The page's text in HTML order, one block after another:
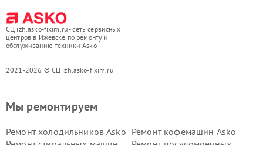
СЦ izh.asko-fixim.ru - сеть сервисных
центров в Ижевске по ремонту и
обслуживанию техники Asko
2021-2026 © СЦ izh.asko-fixim.ru
Мы ремонтируем
Ремонт холодильников Asko Ремонт кофемашин Asko